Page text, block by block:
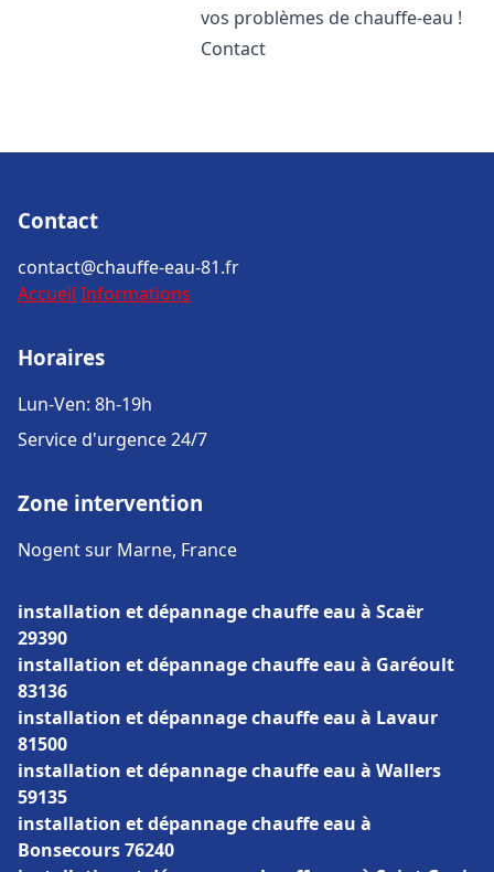
vos problèmes de chauffe-eau !
Contact
Contact
contact@chauffe-eau-81.fr
Accueil Informations
Horaires
Lun-Ven: 8h-19h
Service d'urgence 24/7
Zone intervention
Nogent sur Marne, France
installation et dépannage chauffe eau à Scaër
29390
installation et dépannage chauffe eau à Garéoult
83136
installation et dépannage chauffe eau à Lavaur
81500
installation et dépannage chauffe eau à Wallers
59135
installation et dépannage chauffe eau à
Bonsecours 76240